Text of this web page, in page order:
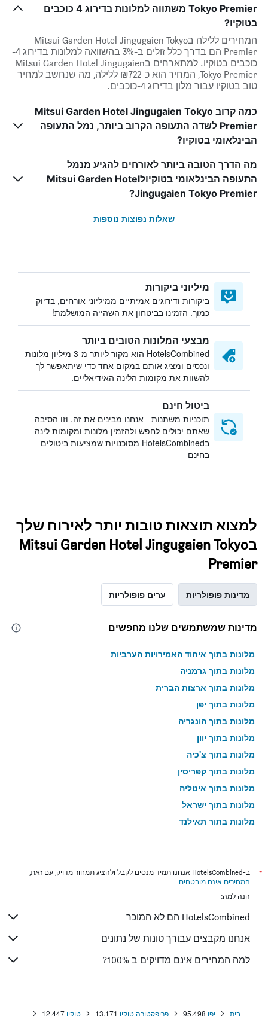
Tokyo Premier משתווה למלונות בדירוג 4 כוכבים
בטוקיו?
המחירים ללילה בMitsui Garden Hotel Jingugaien Tokyo
Premier הם בדרך כלל זולים ב-3% בהשוואה למלונות בדירוג 4-
כוכבים בטוקיו. למתארחים בMitsui Garden Hotel Jingugaien
Tokyo Premier, המחיר הוא כ-₪722 ללילה, מה שנחשב למחיר
טוב בטוקיו עבור מלון בדירוג 4-כוכבים.
כמה קרוב Mitsui Garden Hotel Jingugaien Tokyo
Premier לשדה התעופה הקרוב ביותר, נמל התעופה
הבינלאומי בטוקיו?
מה הדרך הטובה ביותר לאורחים להגיע מנמל
התעופה הבינלאומי בטוקיולMitsui Garden Hotel
Jingugaien Tokyo Premier?
שאלות נפוצות נוספות
מיליוני ביקורות
ביקורות ודירוגים אמיתיים ממיליוני אורחים, בדיוק
כמוך. הזמינו בביטחון את השהייה המושלמת!
מבצעי המלונות הטובים ביותר
HotelsCombined הוא מקור ליותר מ-3 מיליון מלונות
ונכסים ומציג אותם במקום אחד כדי שיתאפשר לך
להשוות את מקומות הלינה האידיאליים.
ביטול חינם
תוכניות משתנות - אנחנו מבינים את זה. וזו הסיבה
שאתם יכולים לחפש ולהזמין מלונות ומקומות לינה
בHotelsCombined מסוכנויות שמציעות ביטולים
בחינם
למצוא תוצאות טובות יותר לאירוח שלך
בMitsui Garden Hotel Jingugaien Tokyo
Premier
מדינות פופולריות ערים פופולריות
מדינות שמשתמשים שלנו מחפשים
מלונות בתוך איחוד האמירויות הערביות
מלונות בתוך גרמניה
מלונות בתוך ארצות הברית
מלונות בתוך יפן
מלונות בתוך הונגריה
מלונות בתוך יוון
מלונות בתוך צ'כיה
מלונות בתוך קפריסין
מלונות בתוך איטליה
מלונות בתוך ישראל
מלונות בתוך תאילנד
*
ב-HotelsCombined אנחנו תמיד מנסים לקבל ולהציג תמחור מדויק, עם זאת,
המחירים אינם מובטחים.
הנה למה:
HotelsCombined הם לא המוכר
אנחנו מקבצים עבורך טונות של נתונים
למה המחירים אינם מדויקים ב 100%?
בית יפן 95,498 פריפקטורה טוקיו 13,171 טוקיו 12,447